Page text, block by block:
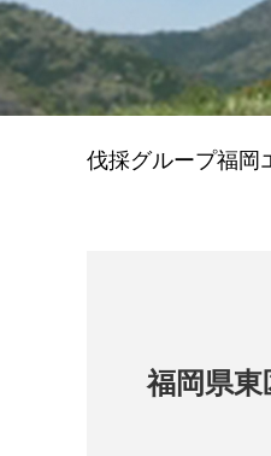
伐採グループ福岡
福岡県